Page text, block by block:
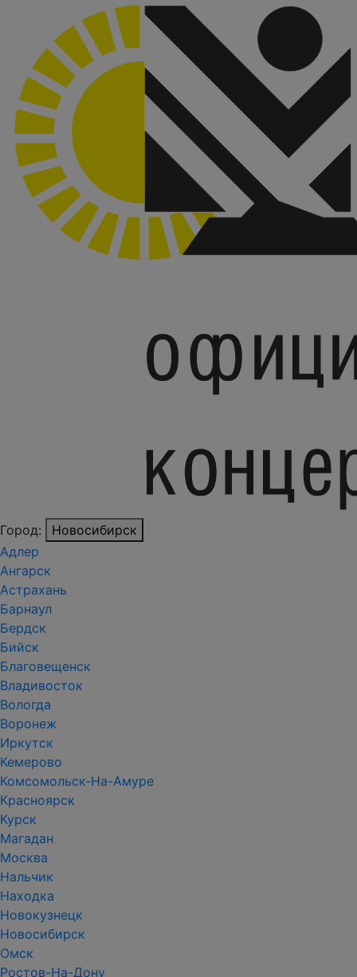
Город:
Новосибирск
Адлер
Ангарск
Астрахань
Барнаул
Бердск
Бийск
Благовещенск
Владивосток
Вологда
Воронеж
Иркутск
Кемерово
Комсомольск-На-Амуре
Красноярск
Курск
Магадан
Москва
Нальчик
Находка
Новокузнецк
Новосибирск
Омск
Ростов-На-Дону